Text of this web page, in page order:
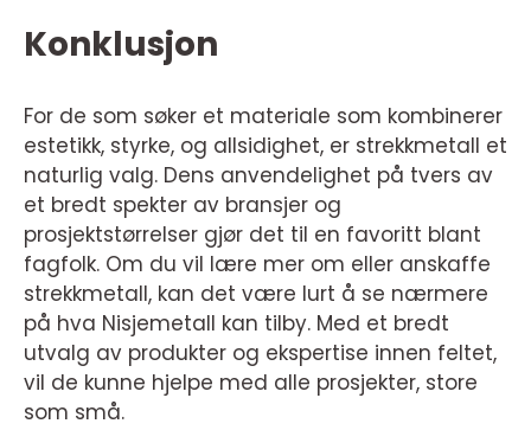
Konklusjon
For de som søker et materiale som kombinerer
estetikk, styrke, og allsidighet, er strekkmetall et
naturlig valg. Dens anvendelighet på tvers av
et bredt spekter av bransjer og
prosjektstørrelser gjør det til en favoritt blant
fagfolk. Om du vil lære mer om eller anskaffe
strekkmetall, kan det være lurt å se nærmere
på hva Nisjemetall kan tilby. Med et bredt
utvalg av produkter og ekspertise innen feltet,
vil de kunne hjelpe med alle prosjekter, store
som små.